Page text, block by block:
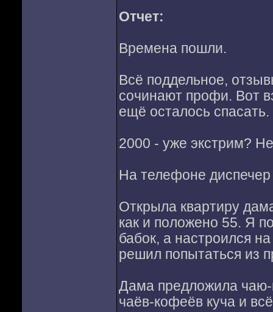
Отчет:
Времена пошли.
Всё поддельное,
сочинают профи. Вот
ещё осталось спасать.
2000 - уже экстрим?
На телефоне
Открыла квартиру
как и положено 55. Я
бабок, а настроился
решил попытаться из
Дама предложила чаю-
чаёв-кофеёв куча и